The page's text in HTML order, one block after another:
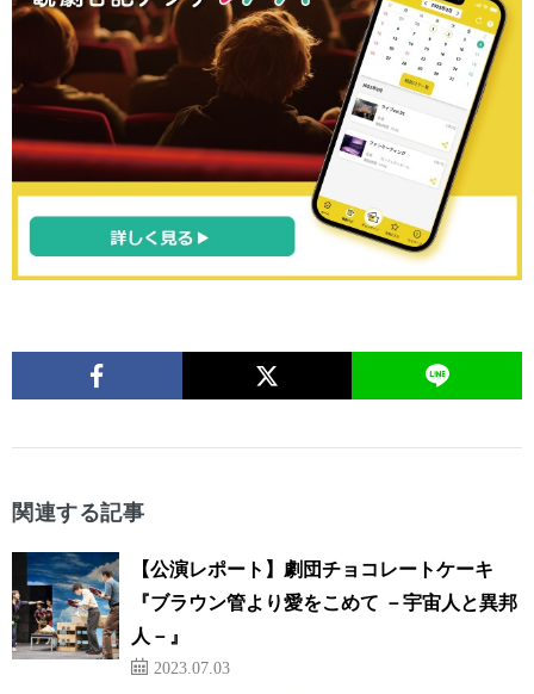
関連する記事
【公演レポート】劇団チョコレートケーキ
『ブラウン管より愛をこめて －宇宙人と異邦
人－』
2023.07.03